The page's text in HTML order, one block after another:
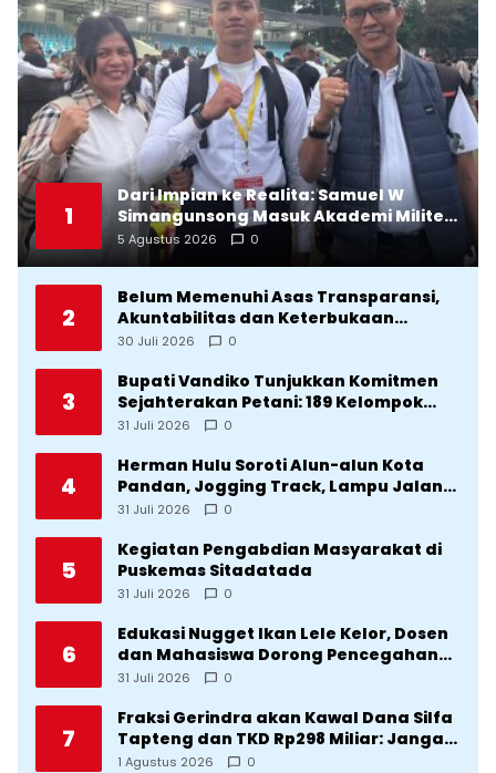
1
Dari Impian ke Realita: Samuel W
Simangunsong Masuk Akademi Militer
2026 Jalur Akselerasi
5 Agustus 2026 0
2
Belum Memenuhi Asas Transparansi,
Akuntabilitas dan Keterbukaan
Informasi, DPRD Tolak Ranperda
2025
30 Juli 2026 0
3
Bupati Vandiko Tunjukkan Komitmen
Sejahterakan Petani: 189 Kelompok
Tani Terima Bibit dan Alsintan
31 Juli 2026 0
4
Herman Hulu Soroti Alun-alun Kota
Pandan, Jogging Track, Lampu Jalan
Lingkar Kota yang Tak Terurus
31 Juli 2026 0
5
Kegiatan Pengabdian Masyarakat di
Puskemas Sitadatada
31 Juli 2026 0
6
Edukasi Nugget Ikan Lele Kelor, Dosen
dan Mahasiswa Dorong Pencegahan
Stunting di Desa Silangkitang
31 Juli 2026 0
7
Fraksi Gerindra akan Kawal Dana Silfa
Tapteng dan TKD Rp298 Miliar: Jangan
Sampai Pekerjaan Pusat dan Provinsi
1 Agustus 2026 0